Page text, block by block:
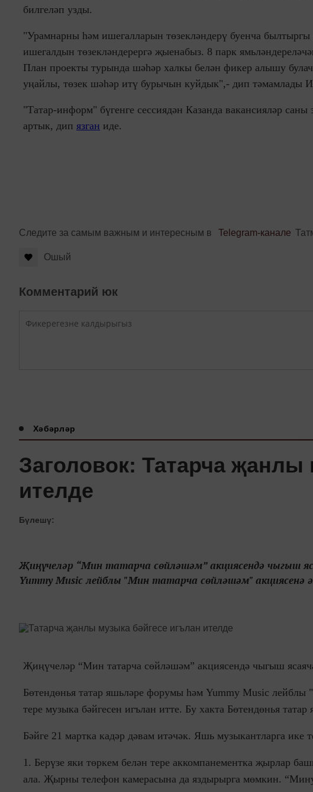
билгеләп узды.
"Урамнарны һәм ишегалларын төзекләндерү буенча
ишегалдын төзекләндерергә җыенабыз. 8 парк
План проекты турында шәһәр халкы белән фикер алышу
уңайлы, төзек шәһәр итү бурычын куйдык",- дип тәмамлады
"Татар-информ" бүгенге сессиядән Казанда вакансияләр
артык, дип язган иде.
Следите за самым важным и интересным в Telegram-канале
Ошый
Комментарий юк
Хәбәрләр
Заголовок: Татарча җанлы
ителде
Бүлешү:
Җиңүчеләр “Мин татарча сөйләшәм” акциясендә чыгыш
Yummy Music лейблы "Мин татарча сөйләшәм" акциясенә
Җиңүчеләр “Мин татарча сөйләшәм” акциясендә чыгыш
Бөтендөнья татар яшьләре форумы һәм Yummy Music лейблы
тере музыка бәйгесен игълан итте. Бу хакта Бөтендөнья
Бәйге 21 мартка кадәр дәвам итәчәк. Яшь музыкантларга ике
1. Берүзе яки төркем белән тере аккомпанементка җырлар
ала. Җырны телефон камерасына да яздырырга мөмкин.